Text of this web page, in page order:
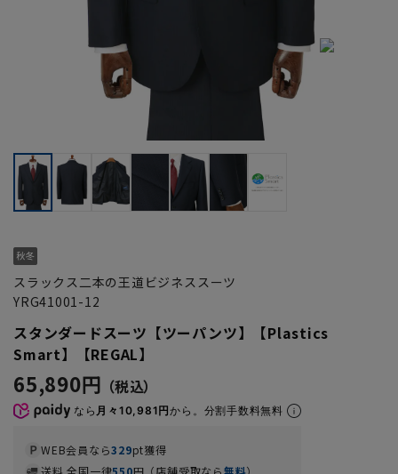
スラックス二本の王道ビジネススーツ
YRG41001-12
スタンダードスーツ【ツーパンツ】【Plastics
Smart】【REGAL】
65,890円
なら 月々10,981円から。分割手数料無料
WEB会員なら329pt獲得
送料 全国一律550円（店舗受取なら無料）